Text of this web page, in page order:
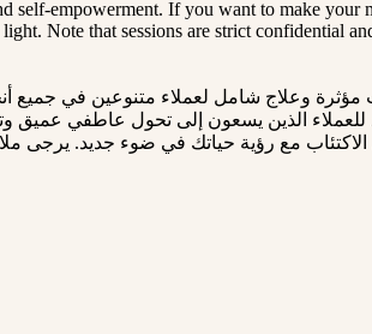
self-empowerment. If you want to make
Note that sessions are strict confidential
للعملاء الذين يسعون إلى تحول عاطفي عميق